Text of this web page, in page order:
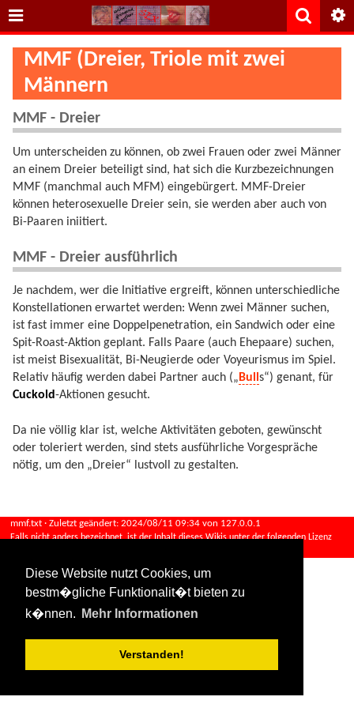
Diese Website nutzt Cookies, um
bestm�gliche Funktionalit�t bieten zu
k�nnen.
Mehr Informationen
Verstanden!
MMF (Dreier, Triole mit zwei
Männern
MMF - Dreier
Um unterscheiden zu können, ob zwei Frauen oder zwei Männer
an einem Dreier beteiligt sind, hat sich die Kurzbezeichnungen
MMF (manchmal auch MFM) eingebürgert. MMF-Dreier
können heterosexuelle Dreier sein, sie werden aber auch von
Bi-Paaren iniitiert.
MMF - Dreier ausführlich
Je nachdem, wer die Initiative ergreift, können unterschiedliche
Konstellationen erwartet werden: Wenn zwei Männer suchen,
ist fast immer eine Doppelpenetration, ein Sandwich oder eine
Spit-Roast-Aktion geplant. Falls Paare (auch Ehepaare) suchen,
ist meist Bisexualität, Bi-Neugierde oder Voyeurismus im Spiel.
Relativ häufig werden dabei Partner auch („Bulls“) genant, für
Cuckold-Aktionen gesucht.
Da nie völlig klar ist, welche Aktivitäten geboten, gewünscht
oder toleriert werden, sind stets ausführliche Vorgespräche
nötig, um den „Dreier“ lustvoll zu gestalten.
mmf.txt · Zuletzt geändert:2024/08/11 09:34 von 127.0.0.1
Falls nicht anders bezeichnet, ist der Inhalt dieses Wikis unter der folgenden Lizenz